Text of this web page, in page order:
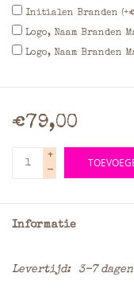
Initialen Branden
Logo, Naam Branden
Logo, Naam Branden
€79,00
+
-
Informatie
Levertijd: 3-7 dagen